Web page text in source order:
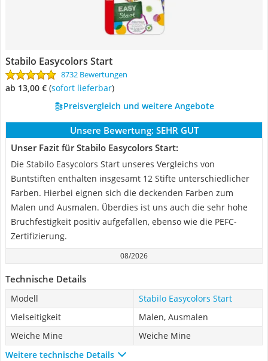
Stabilo Easycolors Start
8732 Bewertungen
ab 13,00 € ( Sofort lieferbar)
Preisvergleich und weitere Angebote
Unsere Bewertung: SEHR GUT
Unser Fazit für Stabilo Easycolors Start:
Die Stabilo Easycolors Start unseres Vergleichs von
Buntstiften enthalten insgesamt 12 Stifte unterschiedlicher
Farben. Hierbei eignen sich die deckenden Farben zum
Malen und Ausmalen. Überdies ist uns auch die sehr hohe
Bruchfestigkeit positiv aufgefallen, ebenso wie die PEFC-
Zertifizierung.
08/2026
Technische Details
Modell
Stabilo Easycolors Start
Vielseitigkeit
Malen, Ausmalen
Weiche Mine
Weiche Mine
Weitere technische Details